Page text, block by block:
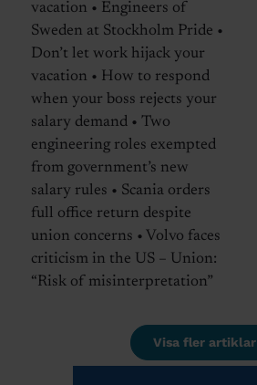
vacation • Engineers of
Sweden at Stockholm Pride •
Don’t let work hijack your
vacation • How to respond
when your boss rejects your
salary demand • Two
engineering roles exempted
from government’s new
salary rules • Scania orders
full office return despite
union concerns • Volvo faces
criticism in the US – Union:
“Risk of misinterpretation”
Visa fler artiklar